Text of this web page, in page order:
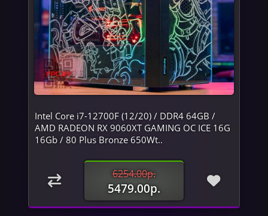
Intel Core i7-12700F (12/20) / DDR4 64GB /
AMD RADEON RX 9060XT GAMING OC ICE 16G
16Gb / 80 Plus Bronze 650Wt..
6254.00р.
5479.00р.